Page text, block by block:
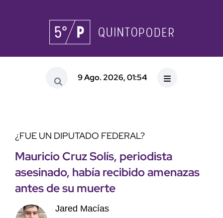
9 Ago. 2026, 01:54
¿FUE UN DIPUTADO FEDERAL?
Mauricio Cruz Solís, periodista
asesinado, había recibido amenazas
antes de su muerte
Jared Macías